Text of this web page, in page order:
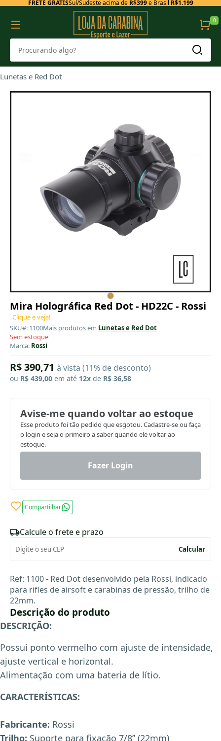
FRETE GRÁTISSul/Sudeste acima de R$399e Brasil R$1.199
0
Lunetas e Red Dot
Mira Holográfica Red Dot - HD22C - Rossi
Clique e veja!
SKU#: 1100Mais produtos em Lunetas e Red Dot
Sem estoque
Marca: Rossi
R$ 390,71 à vista (11% de desconto)
ou R$ 439,00 em até 12x de R$ 36,58
Avise-me quando voltar ao estoque
Esse produto foi tão pedido que esgotou. Cadastre-se ou faça
o login e seja o primeiro a saber quando ele voltar ao
estoque.
Fazer Login
Compartilhar
Calcule o frete e prazo
Calcular
Ref: 1100 - Red Dot desenvolvido pela Rossi, indicado
para rifles de airsoft e carabinas de pressão, trilho de
22mm.
Descrição do produto
DESCRIÇÃO:
Possui ponto vermelho com ajuste de intensidade,
ajuste vertical e horizontal.
Alimentação com uma bateria de lítio.
CARACTERÍSTICAS:
Fabricante: Rossi
Trilho: Suporte para fixação 7/8’’ (22mm)